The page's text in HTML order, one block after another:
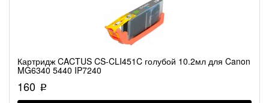
Картридж CACTUS CS-CLI451C голубой 10.2мл для Canon
MG6340 5440 IP7240
160 p